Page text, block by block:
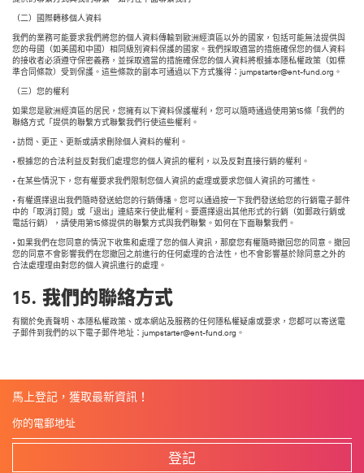
（二）國際轉移個人資料
我們的業務可能要求我們將您的個人資料傳輸到歐洲經濟區以外的國家，包括可能無法提供與
您的母國（如美國和中國）相同級別資料保護的國家。我們採取適當的措施確保您的個人資料
的接收者必須遵守保密義務，並採取適當的措施確保您的個人資料將根據本隱私權政策（如標
準合同條款）受到保護。這些條款的副本可通過以下方式獲得：jumpstarter@ent-fund.org。
（三）您的權利
如果您是歐洲經濟區的居民，您擁有以下資料保護權利，您可以隨時通過使用第15條「我們的
聯絡方式「提供的聯繫方式聯繫我們行使這些權利。
• 訪問、更正、更新或請求刪除個人資料的權利。
• 根據您的合法利益反對我们處理您的個人資訊的權利，以及反對直接行銷的權利。
• 在某些情況下，您有權要求我們限制您個人資訊的處理或要求您個人資訊的可攜性。
• 有權選擇退出我們隨時發送給您的行銷傳播。您可以通過按一下我們發送給您的行銷電子郵件
中的「取消訂閱」或「退出」連結來行使此權利。要選擇退出其他形式的行銷（如郵政行銷或
電話行銷），請使用第15條提供的聯繫方式與我們聯繫。如何在下面聯繫我們。
• 如果我們在您同意的情況下收集和處理了您的個人資訊，那麼您有權隨時撤回您的同意。撤回
您的同意不會影響我們在您撤回之前進行的任何處理的合法性，也不會影響基於除同意之外的
合法處理理由對您的個人資訊進行的處理。
15. 我們的聯絡方式
有關於免責聲明、本隱私權政策、或本網站及服務的任何隱私權疑慮或要求，您都可以寄送電
子郵件到我們的以下電子郵件地址：jumpstarter@ent-fund.org。
馬上登記，獲取最新資訊！
登記